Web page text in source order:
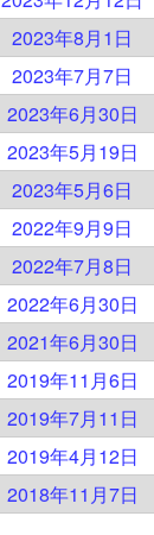
2023年8月1日
2023年7月7日
2023年6月30日
2023年5月19日
2023年5月6日
2022年9月9日
2022年7月8日
2022年6月30日
2021年6月30日
2019年11月6日
2019年7月11日
2019年4月12日
2018年11月7日